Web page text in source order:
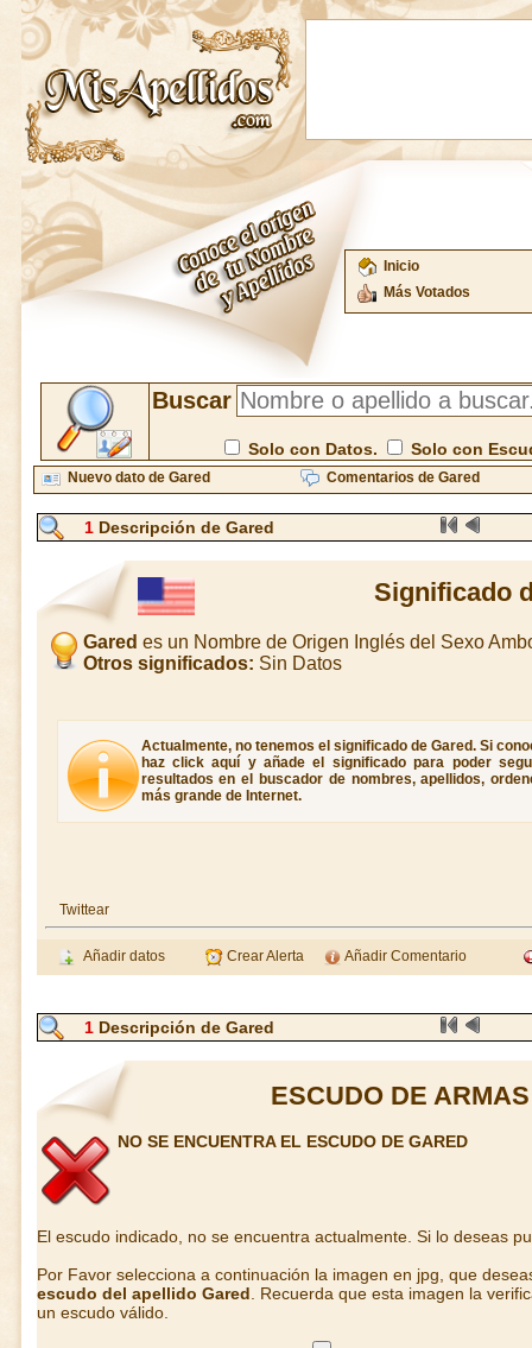
Inicio
Más Votados
Buscar
Solo con Datos. Solo con
Nuevo dato de Gared Comentarios de Gared
1 Descripción de Gared
Significado
Gared es un Nombre de Origen Inglés del Sexo
Otros significados: Sin Datos
Actualmente, no tenemos el significado de Gared. Si
haz click aquí y añade el significado para poder
resultados en el buscador de nombres, apellidos,
más grande de Internet.
Twittear
Añadir datos Crear Alerta Añadir Comentario
1 Descripción de Gared
ESCUDO DE
NO SE ENCUENTRA EL ESCUDO DE GARED
El escudo indicado, no se encuentra actualmente. Si lo deseas
Por Favor selecciona a continuación la imagen en jpg, que
escudo del apellido Gared . Recuerda que esta imagen la
un escudo válido.